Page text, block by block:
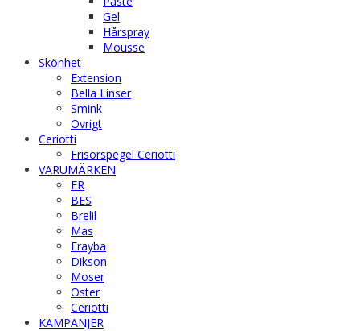
Gel
Hårspray
Mousse
Skönhet
Extension
Bella Linser
Smink
Övrigt
Ceriotti
Frisörspegel Ceriotti
VARUMÄRKEN
FR
BES
Brelil
Mas
Erayba
Dikson
Moser
Oster
Ceriotti
KAMPANJER